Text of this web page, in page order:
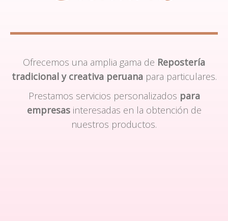
Ofrecemos una amplia gama de Repostería
tradicional y creativa peruanapara particulares.
Prestamos servicios personalizados para
empresasinteresadas en la obtención de
nuestros productos.